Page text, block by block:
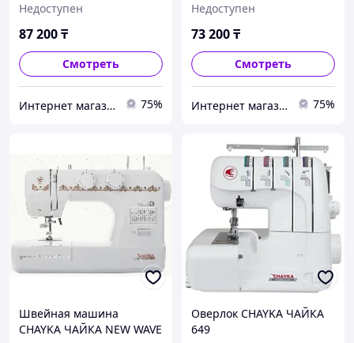
Недоступен
87 200₸
Смотреть
Интернет магазин "Техника" 75%
Недоступен
73 200₸
Смотреть
Интернет магазин "Техника" 75%
Швейная машина
CHAYKA ЧАЙКА NEW WAVE
Оверлок CHAYKA ЧАЙКА
649